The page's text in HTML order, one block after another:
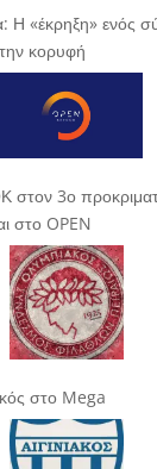
Η «έκρηξη» ενός
κορυφή
στον 3ο
στο OPEN
στο Mega